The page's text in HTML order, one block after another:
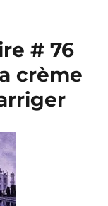
# 76
crème